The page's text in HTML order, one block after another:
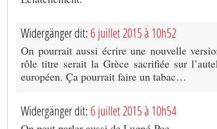
Widergänger dit: 6 juillet 2015 à 10h52
On pourrait aussi écrire une nouvelle
rôle titre serait la Grèce sacrifiée sur
européen. Ça pourrait faire un tabac…
Widergänger dit: 6 juillet 2015 à 10h54